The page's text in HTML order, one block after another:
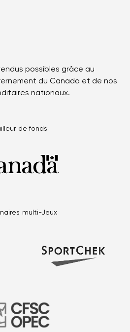
possibles grâce au
du Canada et de nos
nationaux.
de fonds
multi-Jeux